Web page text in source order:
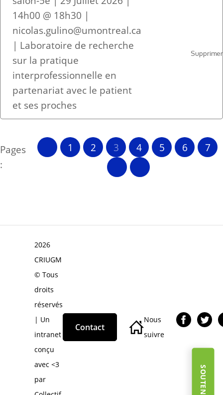
14h00 @ 18h30 |
nicolas.gulino@umontreal.ca
| Laboratoire de recherche
sur la pratique
interprofessionnelle en
partenariat avec le patient
et ses proches
Supprimer
Pages
:
1 2 3 4 5 6 7
2026
CRIUGM
© Tous
droits
réservés
| Un
intranet
conçu
avec <3
par
Contact
Nous
suivre